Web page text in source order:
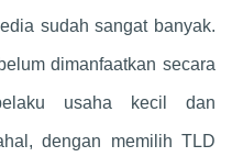
sudah sangat banyak.
dimanfaatkan secara
usaha kecil dan
dengan memilih TLD